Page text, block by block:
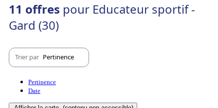
11 offres pour Educateur sportif -
Gard (30)
Trier par Pertinence
Pertinence
Date